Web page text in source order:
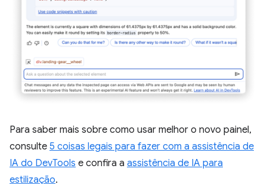
Para saber mais sobre como usar melhor o novo painel,
consulte 5 coisas legais para fazer com a assistência de
IA do DevTools e confira a assistência de IA para
estilização.